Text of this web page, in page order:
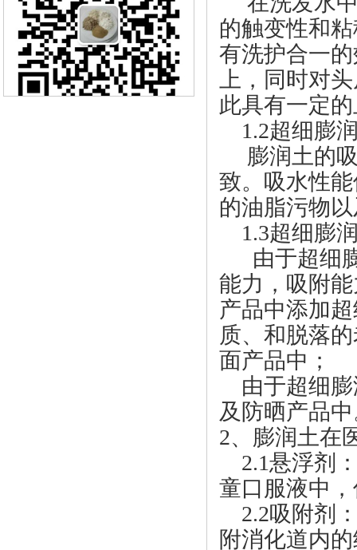
的触变性和
有洗护合一
上，同时对
此具有一定
1.2超细膨
膨润土的吸
致。吸水性
的油脂污物
1.3超细膨
由于超细膨
能力，吸附
产品中添加
质、和脱落
面产品中；
由于超细膨
及防晒产品
2、膨润土在
2.1悬浮剂
童口服液中
2.2吸附剂
附消化道内